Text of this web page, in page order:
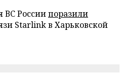
ВС Россиипоразили
Starlink в Харьковской